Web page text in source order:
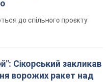
німецькому судну в
подробиці
судну